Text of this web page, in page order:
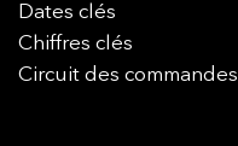
Dates clés
Chiffres clés
Circuit des commandes